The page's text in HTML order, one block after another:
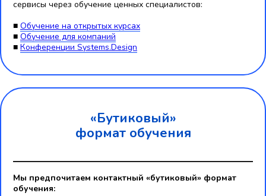
сервисы через обучение ценных специалистов:
■ Обучение на открытых курсах
■ Обучение для компаний
■ Конференции Systems.Design
«Бутиковый»
формат обучения
Мы предпочитаем контактный «бутиковый» формат
обучения: